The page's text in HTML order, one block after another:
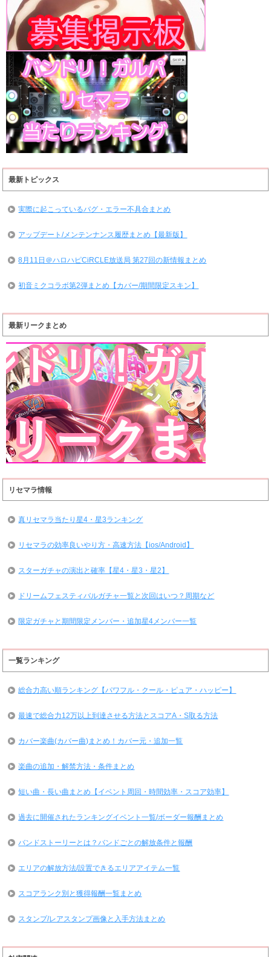
最新トピックス
実際に起こっているバグ・エラー不具合まとめ
アップデート/メンテンナンス履歴まとめ【最新版】
8月11日＠ハロハピCiRCLE放送局 第27回の新情報まとめ
初音ミクコラボ第2弾まとめ【カバー/期間限定スキン】
最新リークまとめ
リセマラ情報
真リセマラ当たり星4・星3ランキング
リセマラの効率良いやり方・高速方法【ios/Android】
スターガチャの演出と確率【星4・星3・星2】
ドリームフェスティバルガチャ一覧と次回はいつ？周期など
限定ガチャと期間限定メンバー・追加星4メンバー一覧
一覧ランキング
総合力高い順ランキング【パワフル・クール・ピュア・ハッピー】
最速で総合力12万以上到達させる方法とスコアA・S取る方法
カバー楽曲(カバー曲)まとめ！カバー元・追加一覧
楽曲の追加・解禁方法・条件まとめ
短い曲・長い曲まとめ【イベント周回・時間効率・スコア効率】
過去に開催されたランキングイベント一覧/ボーダー報酬まとめ
バンドストーリーとは？バンドごとの解放条件と報酬
エリアの解放方法/設置できるエリアアイテム一覧
スコアランク別と獲得報酬一覧まとめ
スタンプ/レアスタンプ画像と入手方法まとめ